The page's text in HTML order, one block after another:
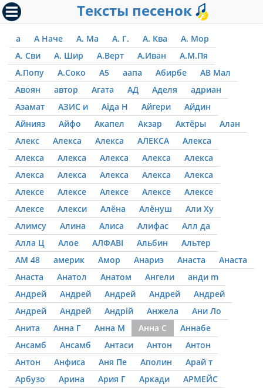
Тексты песенок
а А Наче А. Ма А. Г. А. Ква
А. Мор
А. Сви
А. Шир А.Верт А.Иван
А.М.Пя
А.Попу
А.Соко А5 аапа Абирбе
АВ Мал
Авоян
автор Агата АД Аделя
адриан
Азамат
АЗИС и Аіда Н Айгери
Айдин
Айнияз
Айфо Акапел Акзар Актёры
Алан
Алекс
Алекса Алекса АЛЕКСА
Алекса
Алекса
Алекса Алекса Алекса
Алекса
Алекса
Алекса Алекса Алекса
Алекса
Алексе
Алексе Алексе Алексе
Алексе
Алексе
Алекси Алёна Алёнуш
Али Ху
Алимсу
Алина Алиса Алифас
Алл да
Алла Ц
Алое АЛФАВІ Альбин
Альтер
АМ 48
америк Амор Анариэ Анаста
Анаста
Анаста
Анатол Анатом Ангели
анди m
Андрей
Андрей Андрей Андрей
Андрей
Андрей
Андрей Андрій Анжела
Ани Ло
Анита
Анна Г Анна М Анна С
Аннабе
Ансамб
Ансамб Антаси Антон
Антон
Антон
Анфиса Аня Пе Аполин
Арай т
Арбузо
Арина Ария Г Аркади
АРМЕЙС